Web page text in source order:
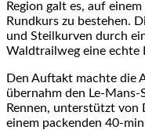
Region galt es, auf
Rundkurs zu bestehen.
und Steilkurven durch
Waldtrailweg eine echte
Den Auftakt machte die
übernahm den Le-
Rennen, unterstützt von
einem packenden 40-